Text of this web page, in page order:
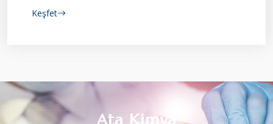
Keşfet
Ata Kimya